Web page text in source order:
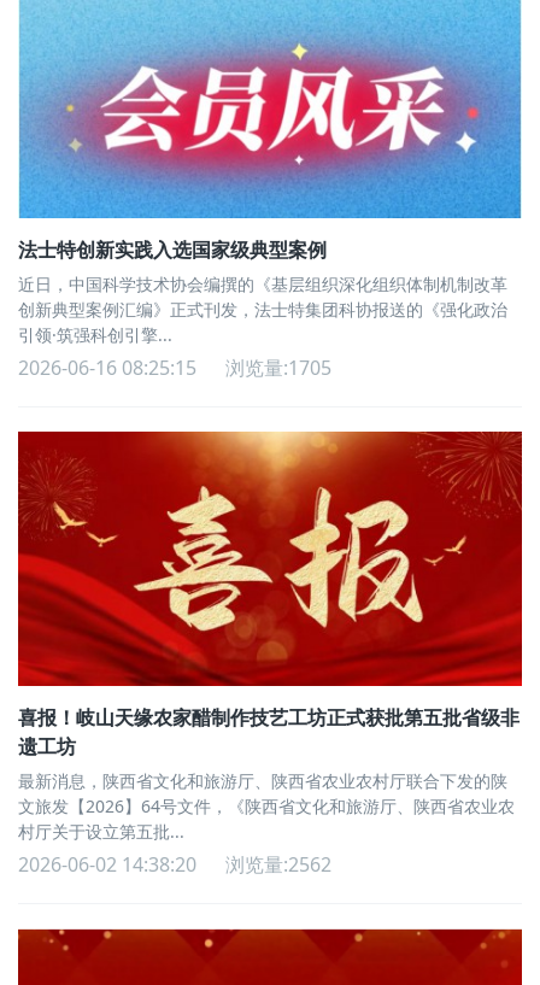
法士特创新实践入选国家级典型案例
近日，中国科学技术协会编撰的《基层组织深化组织体制机制改革
创新典型案例汇编》正式刊发，法士特集团科协报送的《强化政治
引领·筑强科创引擎...
2026-06-16 08:25:15 浏览量:1705
喜报！岐山天缘农家醋制作技艺工坊正式获批第五批省级非
遗工坊
最新消息，陕西省文化和旅游厅、陕西省农业农村厅联合下发的陕
文旅发【2026】64号文件，《陕西省文化和旅游厅、陕西省农业农
村厅关于设立第五批...
2026-06-02 14:38:20 浏览量:2562